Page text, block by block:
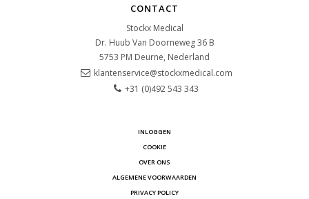
CONTACT
Stockx Medical
Dr. Huub Van Doorneweg 36 B
5753 PM Deurne, Nederland
klantenservice@stockxmedical.com
+31 (0)492 543 343
INLOGGEN
COOKIE
OVER ONS
ALGEMENE VOORWAARDEN
PRIVACY POLICY